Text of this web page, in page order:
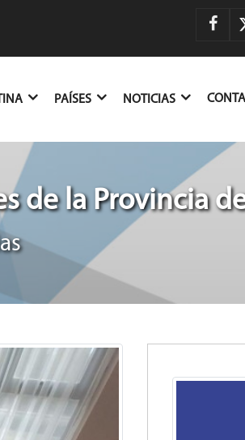
PAÍSES NOTICIAS
de la Provincia